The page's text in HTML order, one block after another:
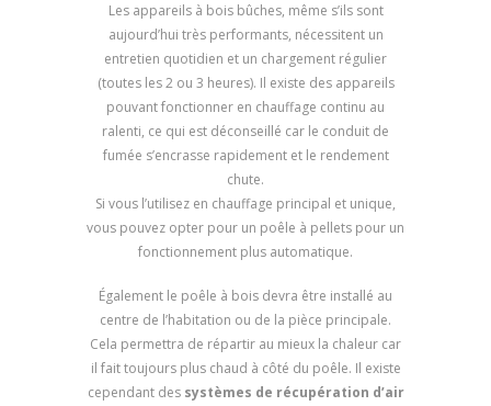
Les appareils à bois bûches, même s’ils sont
aujourd’hui très performants, nécessitent un
entretien quotidien et un chargement régulier
(toutes les 2 ou 3 heures). Il existe des appareils
pouvant fonctionner en chauffage continu au
ralenti, ce qui est déconseillé car le conduit de
fumée s’encrasse rapidement et le rendement
chute.
Si vous l’utilisez en chauffage principal et unique,
vous pouvez opter pour un poêle à pellets pour un
fonctionnement plus automatique.
Également le poêle à bois devra être installé au
centre de l’habitation ou de la pièce principale.
Cela permettra de répartir au mieux la chaleur car
il fait toujours plus chaud à côté du poêle. Il existe
cependant des systèmes de récupération d’air